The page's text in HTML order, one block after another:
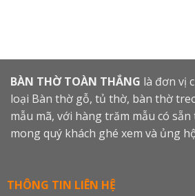
BÀN THỜ TOÀN THẮNG là đơn vị
loại Bàn thờ gỗ, tủ thờ, bàn thờ
mẫu mã, với hàng trăm mẫu có
mong quý khách ghé xem và ủng
THÔNG TIN LIÊN HỆ